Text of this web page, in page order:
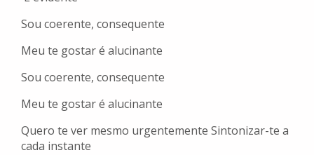
Sou coerente, consequente
Meu te gostar é alucinante
Sou coerente, consequente
Meu te gostar é alucinante
Quero te ver mesmo urgentemente Sintonizar-te a
cada instante